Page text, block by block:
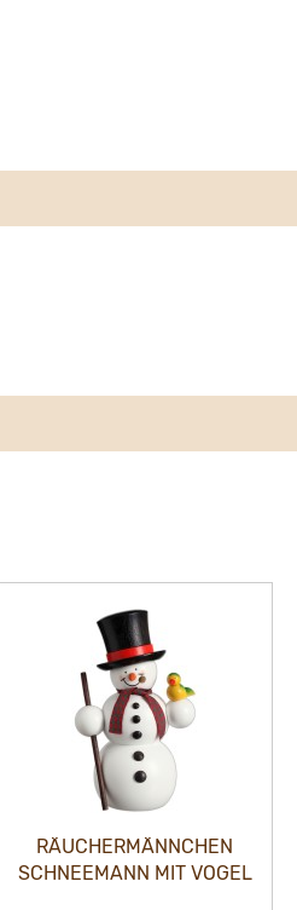
RÄUCHERMÄNNCHEN
SCHNEEMANN MIT VOGEL